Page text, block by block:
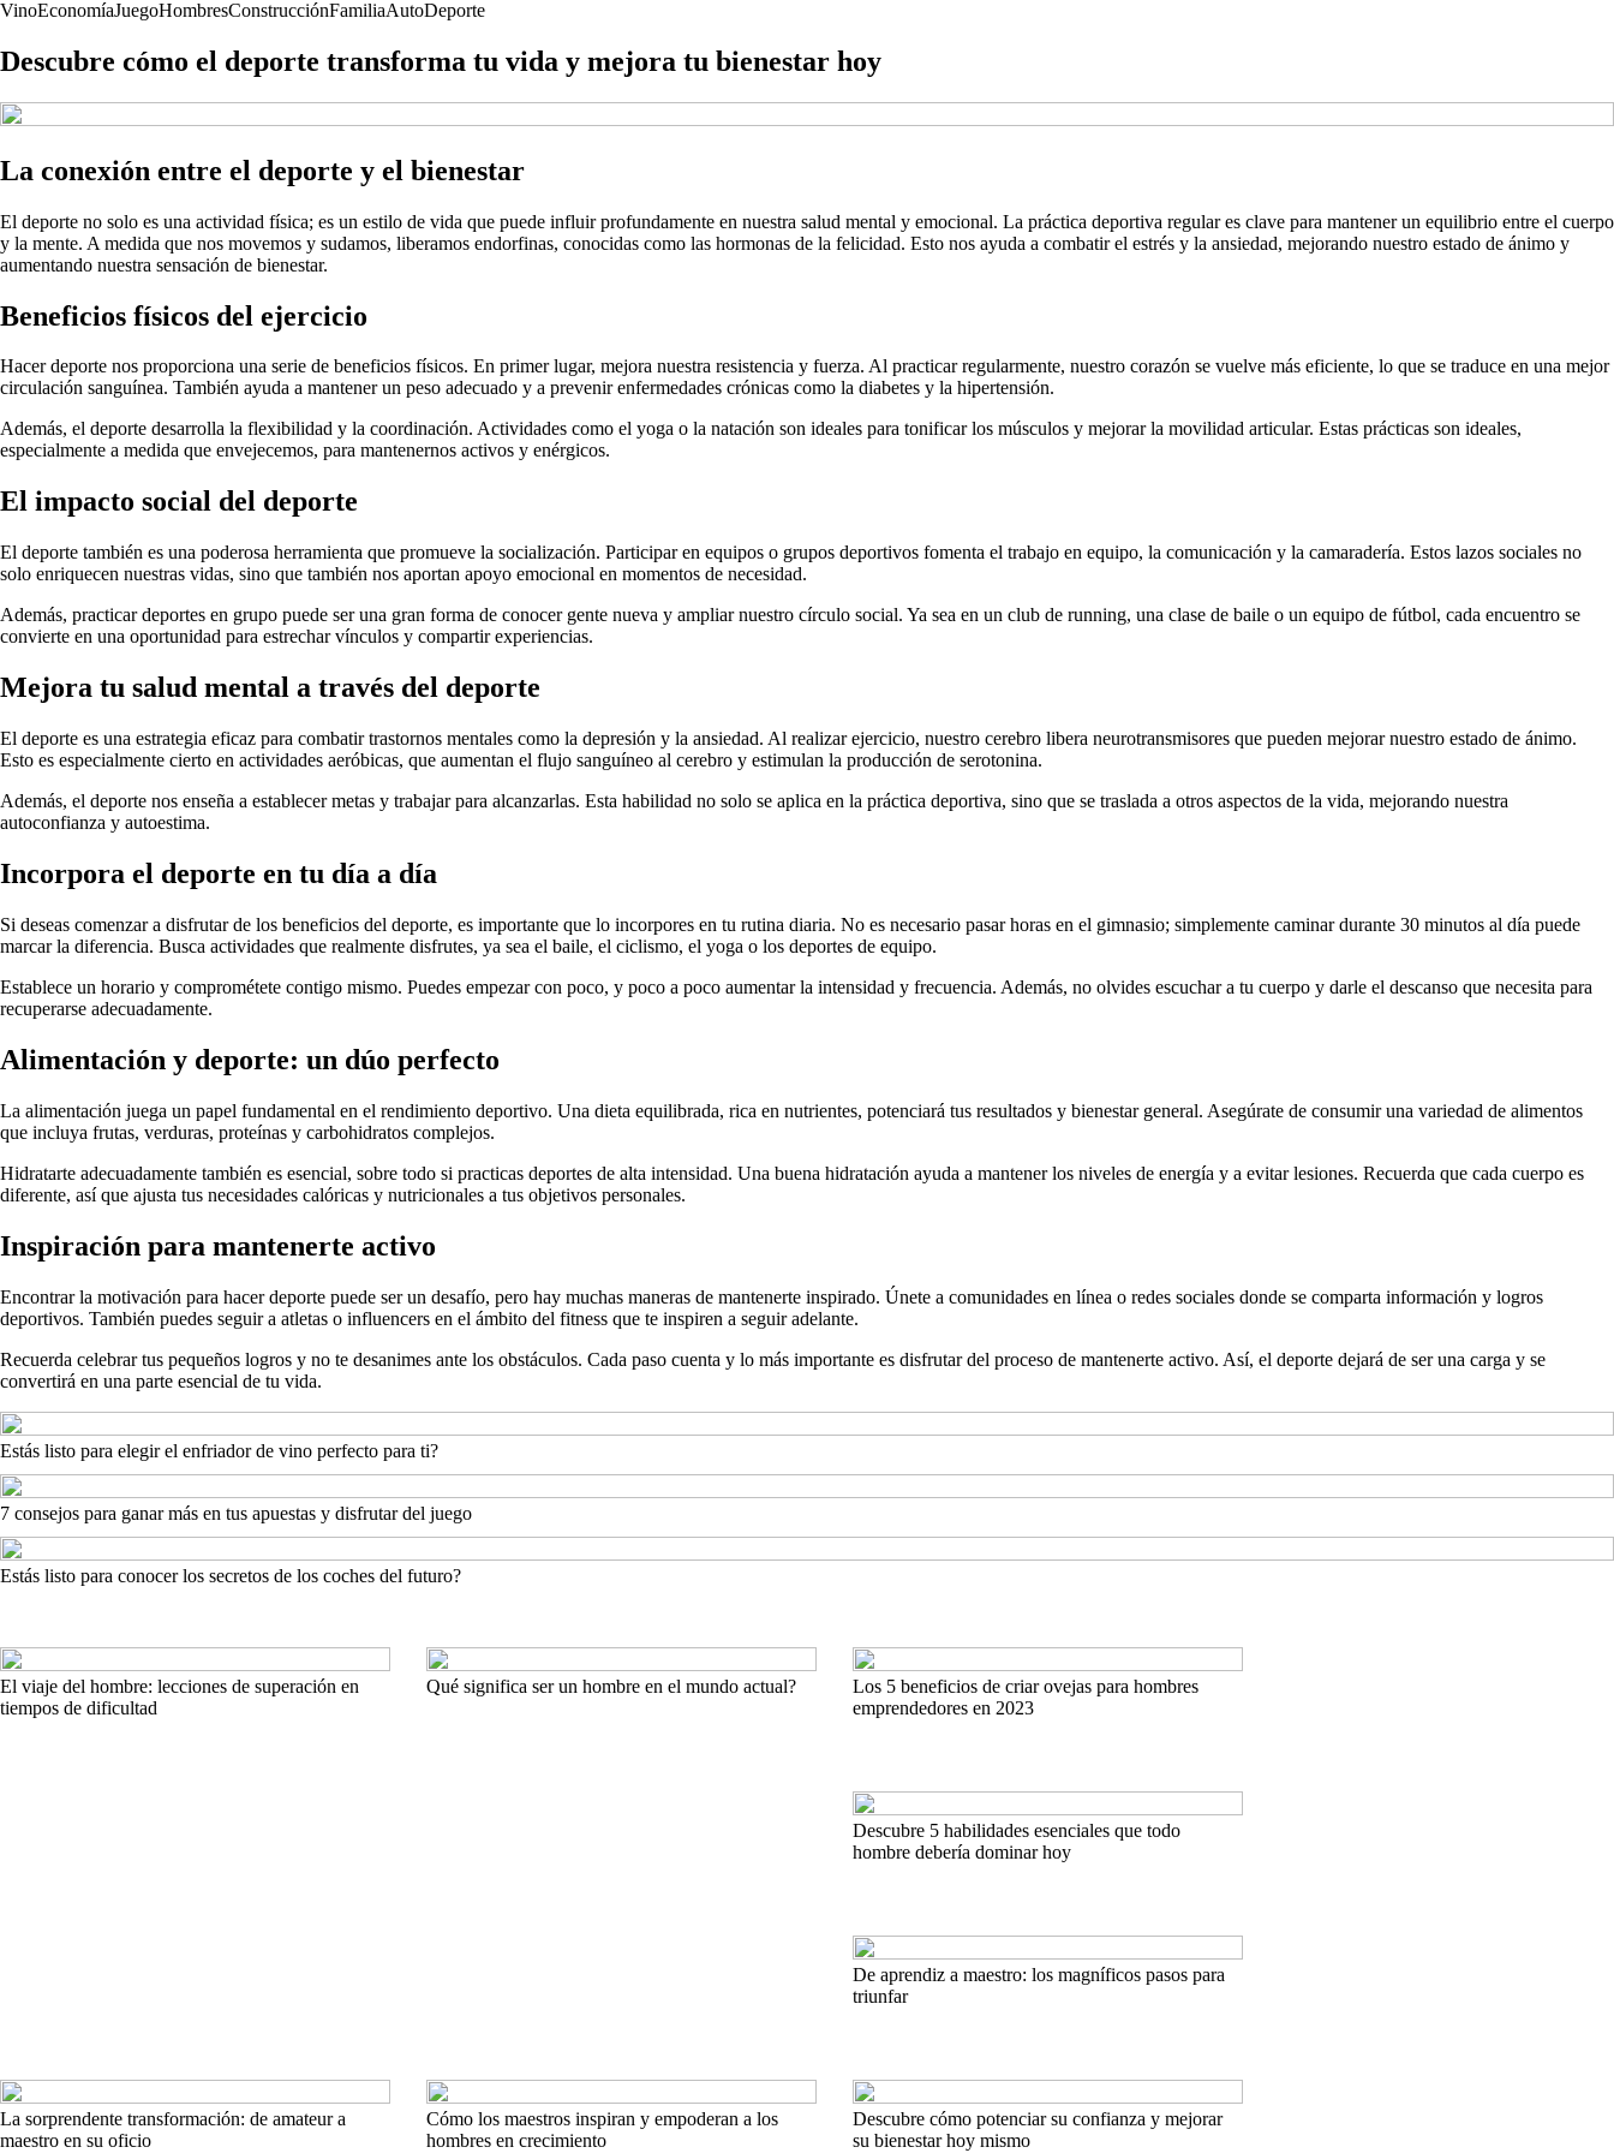
VinoEconomíaJuegoHombresConstrucciónFamiliaAutoDeporte
Descubre cómo el deporte transforma tu vida y mejora tu bienestar hoy
La conexión entre el deporte y el bienestar
El deporte no solo es una actividad física; es un estilo de vida que puede influir profundamente en nuestra salud mental y emocional. La práctica deportiva regular es clave para mantener un equilibrio entre el cuerpo
y la mente. A medida que nos movemos y sudamos, liberamos endorfinas, conocidas como las hormonas de la felicidad. Esto nos ayuda a combatir el estrés y la ansiedad, mejorando nuestro estado de ánimo y
aumentando nuestra sensación de bienestar.
Beneficios físicos del ejercicio
Hacer deporte nos proporciona una serie de beneficios físicos. En primer lugar, mejora nuestra resistencia y fuerza. Al practicar regularmente, nuestro corazón se vuelve más eficiente, lo que se traduce en una mejor
circulación sanguínea. También ayuda a mantener un peso adecuado y a prevenir enfermedades crónicas como la diabetes y la hipertensión.
Además, el deporte desarrolla la flexibilidad y la coordinación. Actividades como el yoga o la natación son ideales para tonificar los músculos y mejorar la movilidad articular. Estas prácticas son ideales,
especialmente a medida que envejecemos, para mantenernos activos y enérgicos.
El impacto social del deporte
El deporte también es una poderosa herramienta que promueve la socialización. Participar en equipos o grupos deportivos fomenta el trabajo en equipo, la comunicación y la camaradería. Estos lazos sociales no
solo enriquecen nuestras vidas, sino que también nos aportan apoyo emocional en momentos de necesidad.
Además, practicar deportes en grupo puede ser una gran forma de conocer gente nueva y ampliar nuestro círculo social. Ya sea en un club de running, una clase de baile o un equipo de fútbol, cada encuentro se
convierte en una oportunidad para estrechar vínculos y compartir experiencias.
Mejora tu salud mental a través del deporte
El deporte es una estrategia eficaz para combatir trastornos mentales como la depresión y la ansiedad. Al realizar ejercicio, nuestro cerebro libera neurotransmisores que pueden mejorar nuestro estado de ánimo.
Esto es especialmente cierto en actividades aeróbicas, que aumentan el flujo sanguíneo al cerebro y estimulan la producción de serotonina.
Además, el deporte nos enseña a establecer metas y trabajar para alcanzarlas. Esta habilidad no solo se aplica en la práctica deportiva, sino que se traslada a otros aspectos de la vida, mejorando nuestra
autoconfianza y autoestima.
Incorpora el deporte en tu día a día
Si deseas comenzar a disfrutar de los beneficios del deporte, es importante que lo incorpores en tu rutina diaria. No es necesario pasar horas en el gimnasio; simplemente caminar durante 30 minutos al día puede
marcar la diferencia. Busca actividades que realmente disfrutes, ya sea el baile, el ciclismo, el yoga o los deportes de equipo.
Establece un horario y comprométete contigo mismo. Puedes empezar con poco, y poco a poco aumentar la intensidad y frecuencia. Además, no olvides escuchar a tu cuerpo y darle el descanso que necesita para
recuperarse adecuadamente.
Alimentación y deporte: un dúo perfecto
La alimentación juega un papel fundamental en el rendimiento deportivo. Una dieta equilibrada, rica en nutrientes, potenciará tus resultados y bienestar general. Asegúrate de consumir una variedad de alimentos
que incluya frutas, verduras, proteínas y carbohidratos complejos.
Hidratarte adecuadamente también es esencial, sobre todo si practicas deportes de alta intensidad. Una buena hidratación ayuda a mantener los niveles de energía y a evitar lesiones. Recuerda que cada cuerpo es
diferente, así que ajusta tus necesidades calóricas y nutricionales a tus objetivos personales.
Inspiración para mantenerte activo
Encontrar la motivación para hacer deporte puede ser un desafío, pero hay muchas maneras de mantenerte inspirado. Únete a comunidades en línea o redes sociales donde se comparta información y logros
deportivos. También puedes seguir a atletas o influencers en el ámbito del fitness que te inspiren a seguir adelante.
Recuerda celebrar tus pequeños logros y no te desanimes ante los obstáculos. Cada paso cuenta y lo más importante es disfrutar del proceso de mantenerte activo. Así, el deporte dejará de ser una carga y se
convertirá en una parte esencial de tu vida.
Estás listo para elegir el enfriador de vino perfecto para ti?
7 consejos para ganar más en tus apuestas y disfrutar del juego
Estás listo para conocer los secretos de los coches del futuro?
El viaje del hombre: lecciones de superación en
tiempos de dificultad
Qué significa ser un hombre en el mundo actual?
Los 5 beneficios de criar ovejas para hombres
emprendedores en 2023
Descubre 5 habilidades esenciales que todo
hombre debería dominar hoy
De aprendiz a maestro: los magníficos pasos para
triunfar
La sorprendente transformación: de amateur a
maestro en su oficio
Cómo los maestros inspiran y empoderan a los
hombres en crecimiento
Descubre cómo potenciar su confianza y mejorar
su bienestar hoy mismo